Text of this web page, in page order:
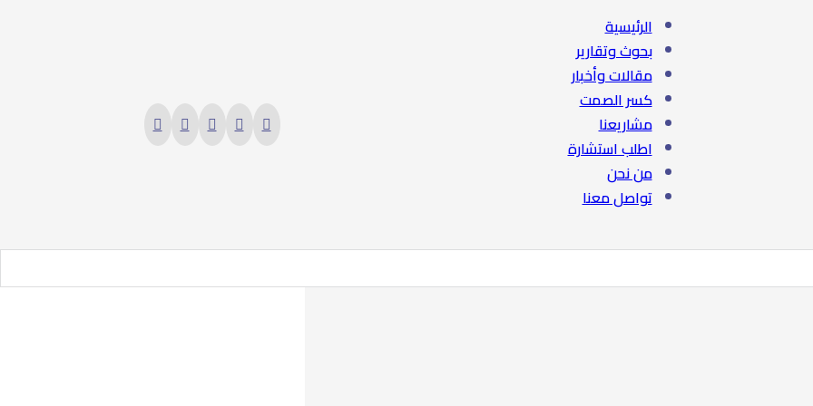
الرئيسية
بحوث وتقارير
مقالات وأخبار
كسر الصمت
مشاريعنا
اطلب استشارة
من نحن
تواصل معنا